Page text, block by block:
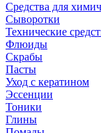
Средства для
Сыворотки
Технические
Флюиды
Скрабы
Пасты
Уход с кератином
Эссенции
Тоники
Глины